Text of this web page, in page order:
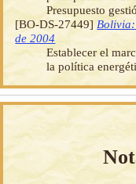
Presupuesto
[BO-DS-27449]
de 2004
Establecer el
la política